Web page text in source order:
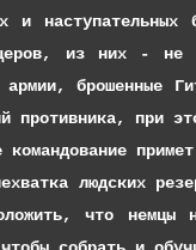
и
из них - не
армии, брошенные
противника, при
примет
людских
что немцы